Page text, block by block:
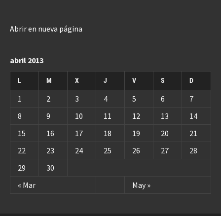
Abrir en nueva página
abril 2013
L M X J V S D
« Mar May »
1 2 3 4 5 6
7
8
9 10 11 12 13
14
15
16 17 18 19 20
21
22
23 24 25 26 27
28
29
30